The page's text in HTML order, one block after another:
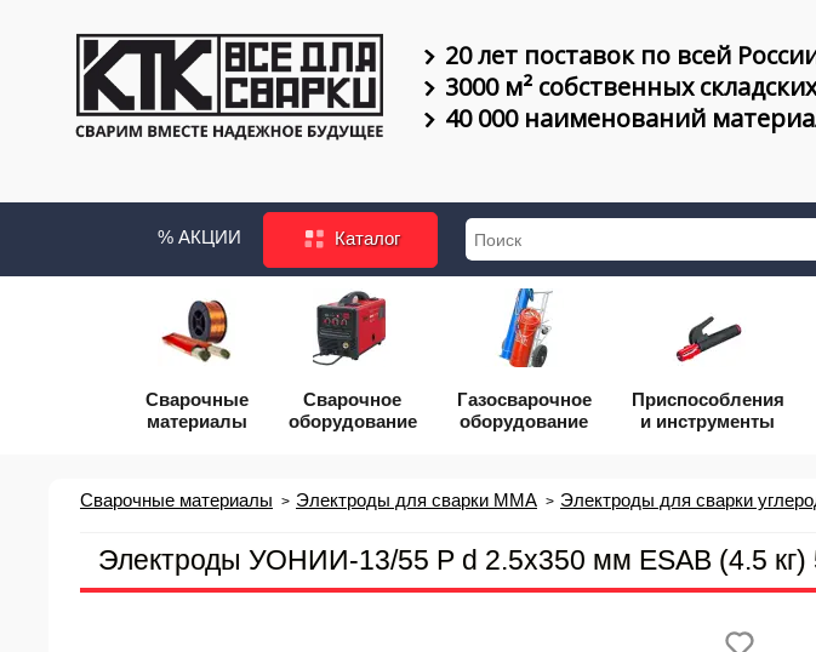
20 лет поставок по всей
3000 м² собственных
40 000 наименований
% АКЦИИ Каталог
Сварочные
материалы
Сварочное
оборудование
Газосварочное
оборудование
Приcпособления
и инструменты
Сварочные материалы Электроды для сварки MMA Электроды для сварки
Электроды УОНИИ-13/55 Р d 2.5х350 мм ESAB (4.5 кг)